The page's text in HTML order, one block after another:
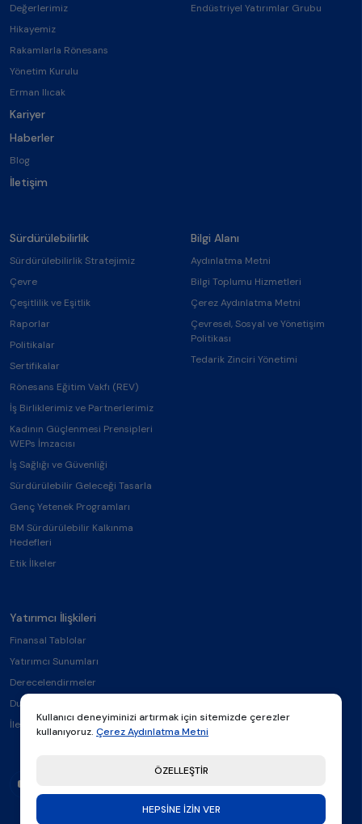
Kullanıcı deneyiminizi artırmak için sitemizde çerezler
kullanıyoruz. Çerez Aydınlatma Metni
ÖZELLEŞTİR
HEPSİNE İZİN VER
Değerlerimiz
Hikayemiz
Rakamlarla Rönesans
Yönetim Kurulu
Erman Ilıcak
Kariyer
Haberler
Blog
İletişim
Endüstriyel Yatırımlar Grubu
Sürdürülebilirlik
Sürdürülebilirlik Stratejimiz
Çevre
Çeşitlilik ve Eşitlik
Raporlar
Politikalar
Sertifikalar
Rönesans Eğitim Vakfı (REV)
İş Birliklerimiz ve Partnerlerimiz
Kadının Güçlenmesi Prensipleri
WEPs İmzacısı
İş Sağlığı ve Güvenliği
Sürdürülebilir Geleceği Tasarla
Genç Yetenek Programları
BM Sürdürülebilir Kalkınma
Hedefleri
Etik İlkeler
Bilgi Alanı
Aydınlatma Metni
Bilgi Toplumu Hizmetleri
Çerez Aydınlatma Metni
Çevresel, Sosyal ve Yönetişim
Politikası
Tedarik Zinciri Yönetimi
Yatırımcı İlişkileri
Finansal Tablolar
Yatırımcı Sunumları
Derecelendirmeler
Duyurular
İletişim